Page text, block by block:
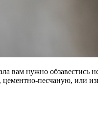
вам нужно обзавестись
песчаную, или